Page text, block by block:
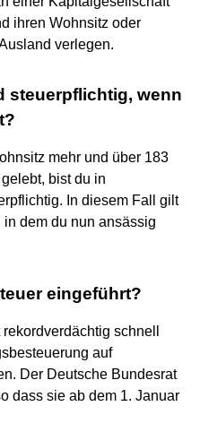
ihren Wohnsitz oder
verlegen.
steuerpflichtig, wenn
mehr und über 183
bist du in
In diesem Fall gilt
dem du nun ansässig
eingeführt?
schnell
auf
Der Deutsche Bundesrat
dass sie ab dem 1. Januar